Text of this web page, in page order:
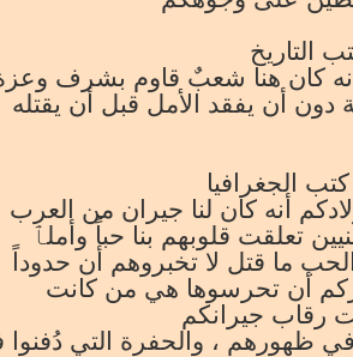
التاريخ
أنه كان هنا شعبٌ قاوم بشرف
أن يفقد الأمل قبل أن يقتله
الجغرافيا
أنه كان لنا جيران من العرب
تعلقت قلوبهم بنا حباً وأملٱ
ما قتل لا تخبروهم أن حدوداً
أن تحرسوها هي من كانت
رقاب جيرانكم
ظهورهم ، والحفرة التي دُفنوا